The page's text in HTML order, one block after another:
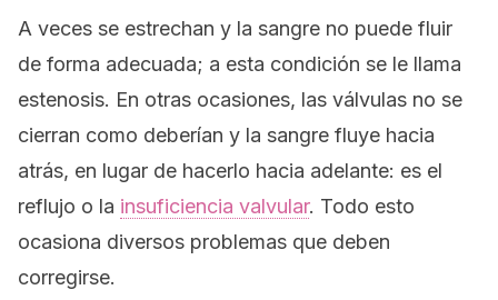
A veces se estrechan y la sangre no puede fluir
de forma adecuada; a esta condición se le llama
estenosis. En otras ocasiones, las válvulas no se
cierran como deberían y la sangre fluye hacia
atrás, en lugar de hacerlo hacia adelante: es el
reflujo o la insuficiencia valvular. Todo esto
ocasiona diversos problemas que deben
corregirse.